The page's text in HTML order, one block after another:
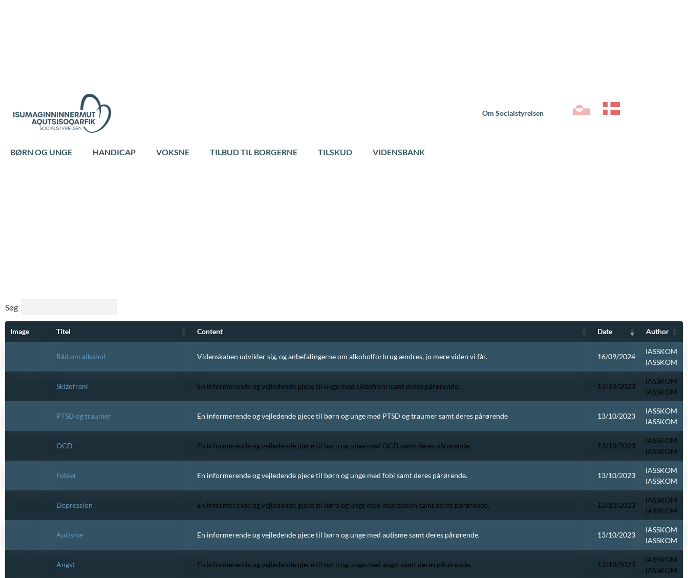
Om Socialstyrelsen
BØRN OG UNGE HANDICAP VOKSNE TILBUD TIL BORGERNE TILSKUD VIDENSBANK
Søg
Image Titel Content Date Author
Råd om alkohol Videnskaben udvikler sig, og anbefalingerne om alkoholforbrug ændres, jo mere viden vi får. 16/09/2024
IASSKOM
IASSKOM
Skizofreni En informerende og vejledende pjece til unge med skizofreni samt deres pårørende. 13/10/2023
IASSKOM
IASSKOM
PTSD og traumer En informerende og vejledende pjece til børn og unge med PTSD og traumer samt deres pårørende 13/10/2023
IASSKOM
IASSKOM
OCD En informerende og vejledende pjece til børn og unge med OCD samt deres pårørende. 13/10/2023
IASSKOM
IASSKOM
Fobier En informerende og vejledende pjece til børn og unge med fobi samt deres pårørende. 13/10/2023
IASSKOM
IASSKOM
Depression En informerende og vejledende pjece til børn og unge med depression samt deres pårørende. 13/10/2023
IASSKOM
IASSKOM
Autisme En informerende og vejledende pjece til børn og unge med autisme samt deres pårørende. 13/10/2023
IASSKOM
IASSKOM
Angst En informerende og vejledende pjece til børn og unge med angst samt deres pårørende. 13/10/2023
IASSKOM
IASSKOM